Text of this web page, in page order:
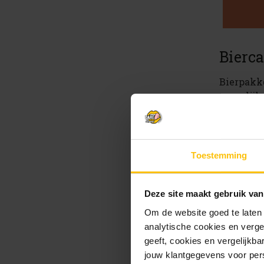
Toestemming
Deze site maakt gebruik
Om de website goed te
analytische cookies en
geeft, cookies en
jouw klantgegevens voor
namelijk
Een